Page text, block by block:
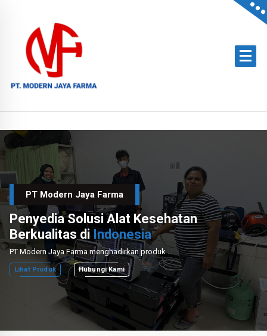
content
PT Modern Jaya Farma
Penyedia Solusi Alat Kesehatan
Berkualitas di Indonesia
PT Modern Jaya Farma menghadirkan produk medis unggulan dengan layanan instalasi dan perawatan profesional untuk mendukung sektor kesehatan nasional.
Lihat Produk Hubungi Kami